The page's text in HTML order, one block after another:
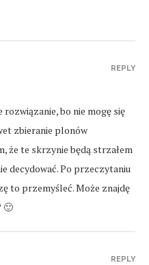
bo nie mogę się
zbieranie plonów
że te skrzynie będą strzałem
decydować. Po przeczytaniu
to przemyśleć. Może znajdę
🙂
REPLY
REPLY